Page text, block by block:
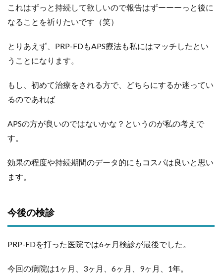
これはずっと持続して欲しいので報告はずーーーっと後に
なることを祈りたいです（笑）
とりあえず、PRP-FDもAPS療法も私にはマッチしたとい
うことになります。
もし、初めて治療をされる方で、どちらにするか迷ってい
るのであれば
APSの方が良いのではないかな？というのが私の考えで
す。
効果の程度や持続期間のデータ的にもコスパは良いと思い
ます。
今後の検診
PRP-FDを打った医院では6ヶ月検診が最後でした。
今回の病院は1ヶ月、3ヶ月、6ヶ月、9ヶ月、1年。